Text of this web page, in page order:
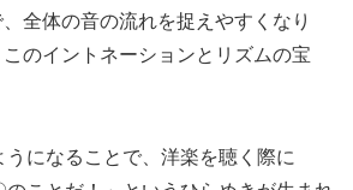
全体の音の流れを捉えやすくなり
のイントネーションとリズムの宝
うになることで、洋楽を聴く際に